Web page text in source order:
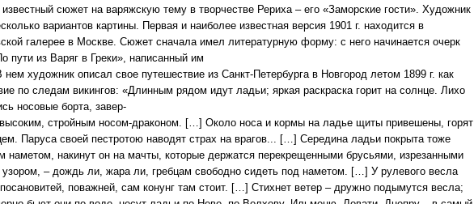
сюжет на варяжскую тему в творчестве Рериха – его «Заморские гости». Художник
вариантов картины. Первая и наиболее известная версия 1901 г. находится в
галерее в Москве. Сюжет сначала имел литературную форму: с него начинается очерк
пути из Варяг в Греки», написанный им
нем художник описал свое путешествие из Санкт-Петербурга в Новгород летом 1899 г. как
по следам викингов: «Длинным рядом идут ладьи; яркая раскраска горит на солнце. Лихо
носовые борта, завер-
стройным носом-драконом. […] Около носа и кормы на ладье щиты привешены, горят
Паруса своей пестротою наводят страх на врагов... […] Середина ладьи покрыта тоже
наметом, накинут он на мачты, которые держатся перекрещенными брусьями, изрезанными
– дождь ли, жара ли, гребцам свободно сидеть под наметом. […] У рулевого весла
посановитей, поважней, сам конунг там стоит. […] Стихнет ветер – дружно подымутся весла;